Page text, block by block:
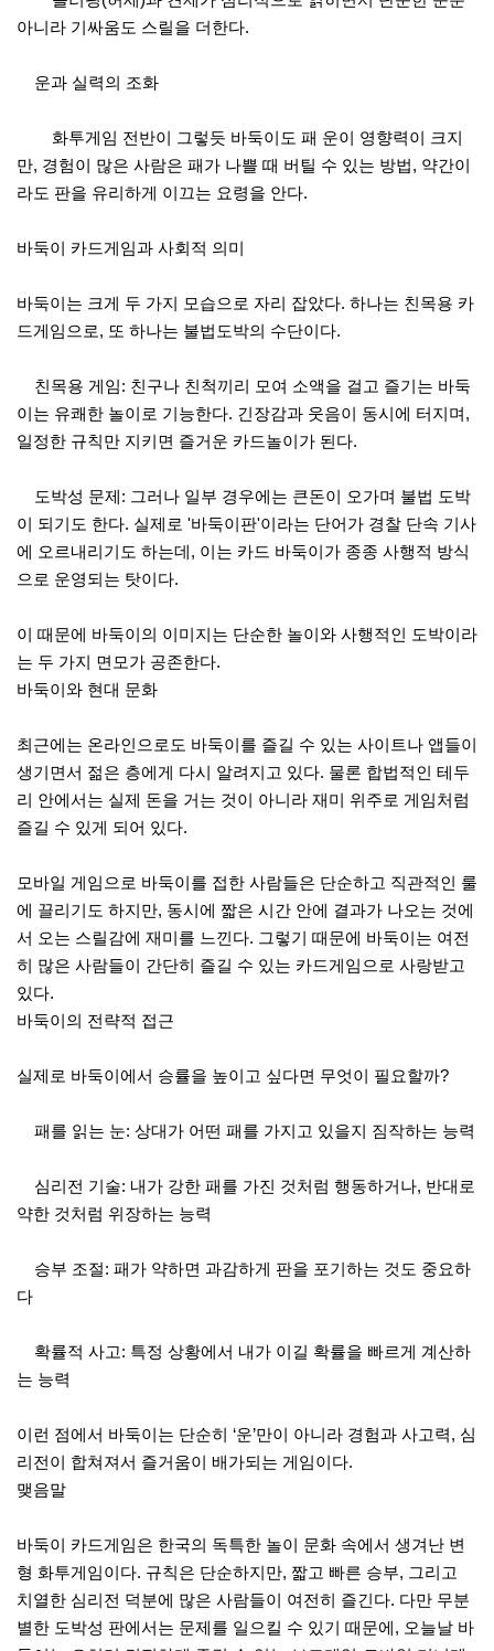
아니라 기싸움도 스릴을 더한다.
운과 실력의 조화
화투게임 전반이 그렇듯 바둑이도 패 운이 영향력이 크지
만, 경험이 많은 사람은 패가 나쁠 때 버틸 수 있는 방법, 약간이
라도 판을 유리하게 이끄는 요령을 안다.
바둑이 카드게임과 사회적 의미
바둑이는 크게 두 가지 모습으로 자리 잡았다. 하나는 친목용 카
드게임으로, 또 하나는 불법도박의 수단이다.
친목용 게임: 친구나 친척끼리 모여 소액을 걸고 즐기는 바둑
이는 유쾌한 놀이로 기능한다. 긴장감과 웃음이 동시에 터지며,
일정한 규칙만 지키면 즐거운 카드놀이가 된다.
도박성 문제: 그러나 일부 경우에는 큰돈이 오가며 불법 도박
이 되기도 한다. 실제로 '바둑이판'이라는 단어가 경찰 단속 기사
에 오르내리기도 하는데, 이는 카드 바둑이가 종종 사행적 방식
으로 운영되는 탓이다.
이 때문에 바둑이의 이미지는 단순한 놀이와 사행적인 도박이라
는 두 가지 면모가 공존한다.
바둑이와 현대 문화
최근에는 온라인으로도 바둑이를 즐길 수 있는 사이트나 앱들이
생기면서 젊은 층에게 다시 알려지고 있다. 물론 합법적인 테두
리 안에서는 실제 돈을 거는 것이 아니라 재미 위주로 게임처럼
즐길 수 있게 되어 있다.
모바일 게임으로 바둑이를 접한 사람들은 단순하고 직관적인 룰
에 끌리기도 하지만, 동시에 짧은 시간 안에 결과가 나오는 것에
서 오는 스릴감에 재미를 느낀다. 그렇기 때문에 바둑이는 여전
히 많은 사람들이 간단히 즐길 수 있는 카드게임으로 사랑받고
있다.
바둑이의 전략적 접근
실제로 바둑이에서 승률을 높이고 싶다면 무엇이 필요할까?
패를 읽는 눈: 상대가 어떤 패를 가지고 있을지 짐작하는 능력
심리전 기술: 내가 강한 패를 가진 것처럼 행동하거나, 반대로
약한 것처럼 위장하는 능력
승부 조절: 패가 약하면 과감하게 판을 포기하는 것도 중요하
다
확률적 사고: 특정 상황에서 내가 이길 확률을 빠르게 계산하
는 능력
이런 점에서 바둑이는 단순히 ‘운’만이 아니라 경험과 사고력, 심
리전이 합쳐져서 즐거움이 배가되는 게임이다.
맺음말
바둑이 카드게임은 한국의 독특한 놀이 문화 속에서 생겨난 변
형 화투게임이다. 규칙은 단순하지만, 짧고 빠른 승부, 그리고
치열한 심리전 덕분에 많은 사람들이 여전히 즐긴다. 다만 무분
별한 도박성 판에서는 문제를 일으킬 수 있기 때문에, 오늘날 바